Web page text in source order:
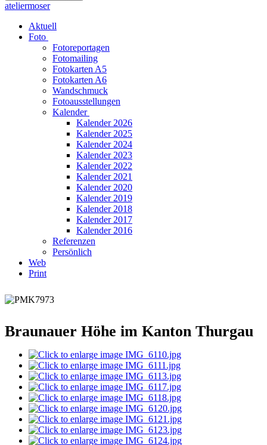
ateliermoser
Aktuell
Foto
Fotoreportagen
Fotomailing
Fotokarten A5
Fotokarten A6
Wandschmuck
Fotoausstellungen
Kalender
Kalender 2026
Kalender 2025
Kalender 2024
Kalender 2023
Kalender 2022
Kalender 2021
Kalender 2020
Kalender 2019
Kalender 2018
Kalender 2017
Kalender 2016
Referenzen
Persönlich
Web
Print
Braunauer Höhe im Kanton Thurgau